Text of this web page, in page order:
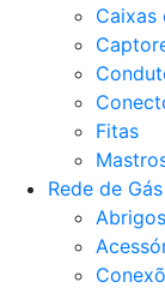
Caixas
Fitas
Rede de Gás